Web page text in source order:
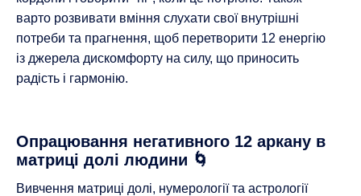
варто розвивати вміння слухати свої внутрішні
потреби та прагнення, щоб перетворити 12 енергію
із джерела дискомфорту на силу, що приносить
радість і гармонію.
Опрацювання негативного 12 аркану в
матриці долі людини 🌀
Вивчення матриці долі, нумерології та астрології